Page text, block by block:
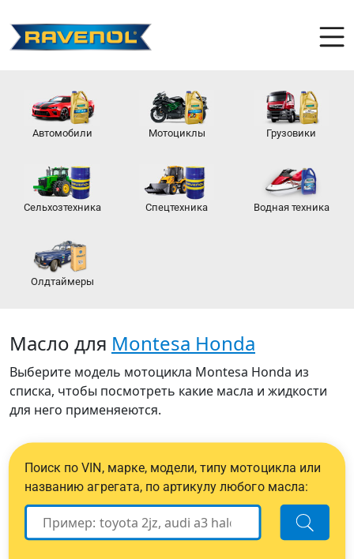
Автомобили Мотоциклы Грузовики
Сельхозтехника Спецтехника Водная техника
Олдтаймеры
Масло для Montesa Honda
Выберите модель мотоцикла Montesa Honda из
списка, чтобы посмотреть какие масла и жидкости
для него применяеются.
Поиск по VIN, марке, модели, типу мотоцикла или
названию агрегата, по артикулу любого масла: